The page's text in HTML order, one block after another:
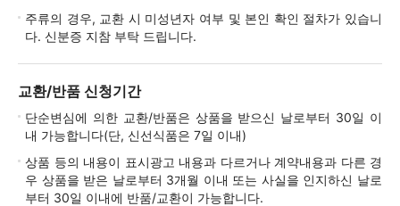
주류의 경우, 교환 시 미성년자 여부 및 본인 확인 절차가 있습니
다. 신분증 지참 부탁 드립니다.
교환/반품 신청기간
단순변심에 의한 교환/반품은 상품을 받으신 날로부터 30일 이
내 가능합니다(단, 신선식품은 7일 이내)
상품 등의 내용이 표시광고 내용과 다르거나 계약내용과 다른 경
우 상품을 받은 날로부터 3개월 이내 또는 사실을 인지하신 날로
부터 30일 이내에 반품/교환이 가능합니다.